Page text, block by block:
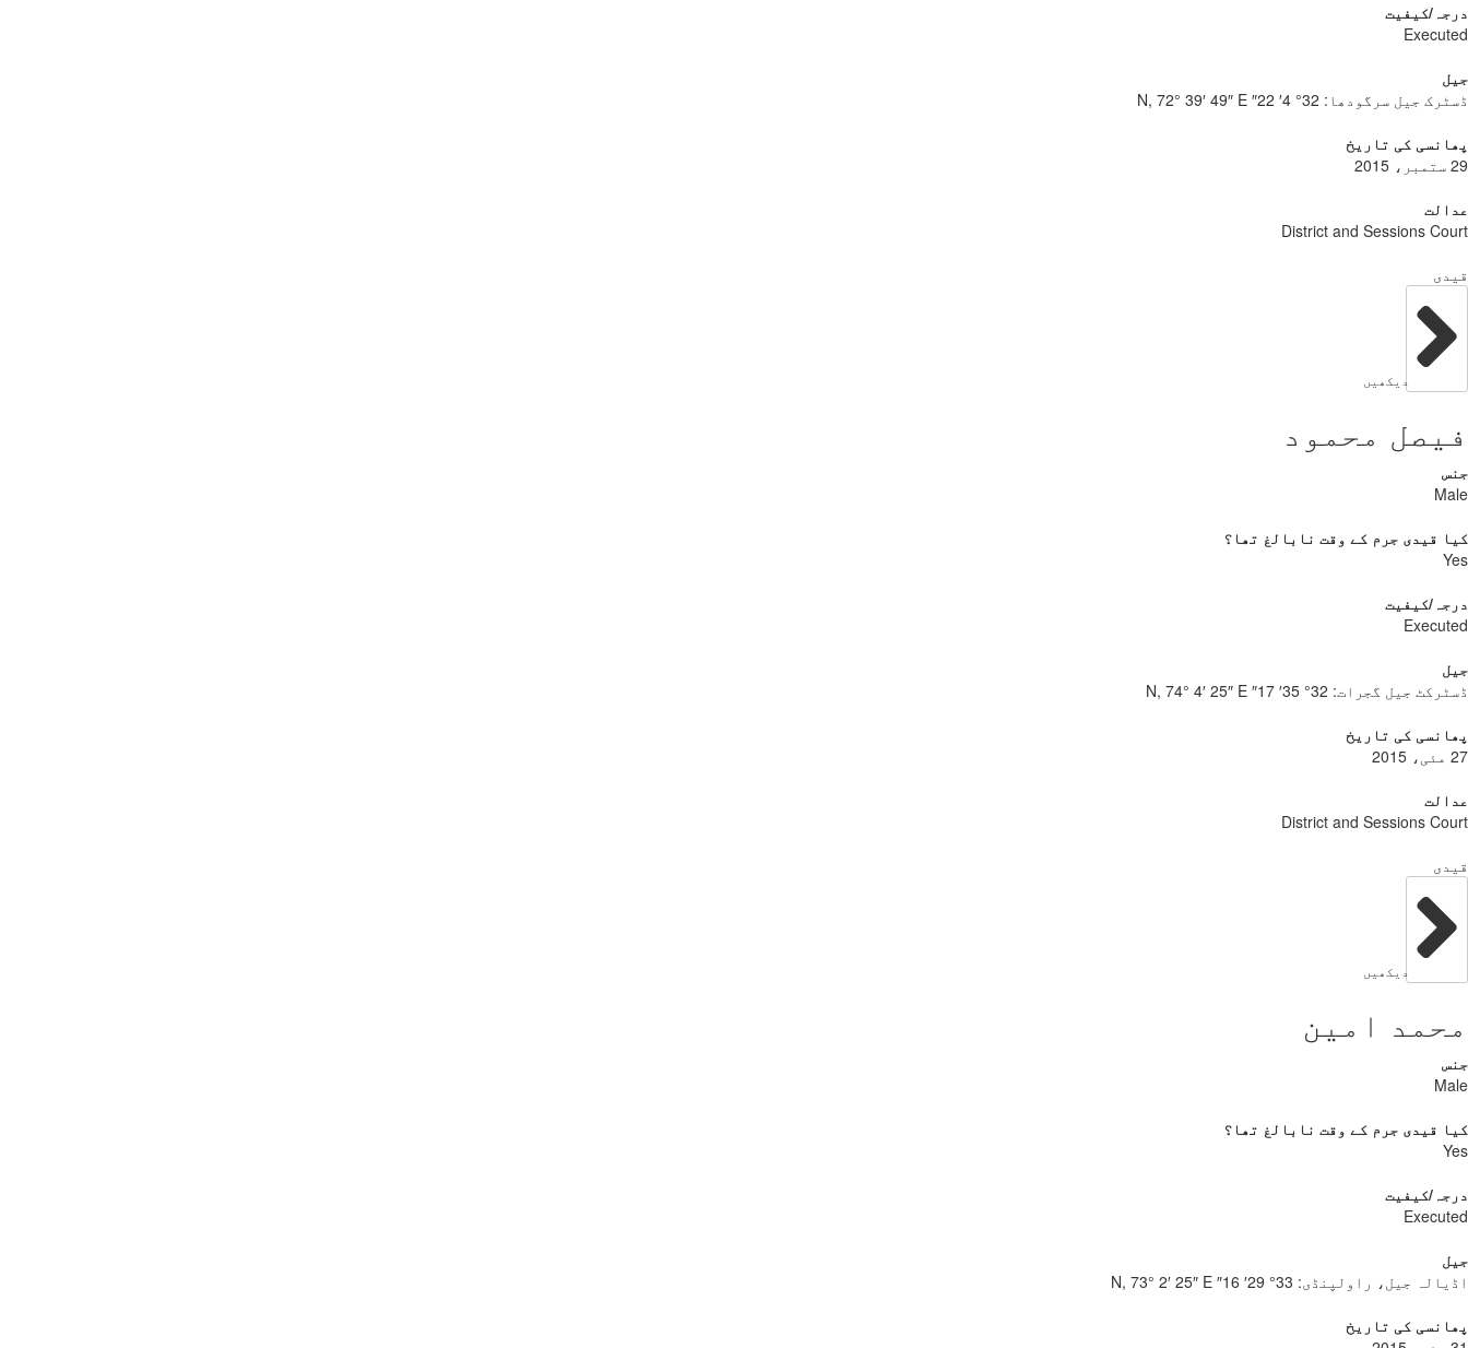
درجہ/کیفیت
Executed
جیل
ڈسٹرک جیل سرگودھا: 32° 4′ 22″ N, 72° 39′ 49″ E
پھانسی کی تاریخ
29 ستمبر، 2015
عدالت
District and Sessions Court
قیدی
دیکھیں
فیصل محمود
جنس
Male
کیا قیدی جرم کے وقت نابالغ تھا؟
Yes
درجہ/کیفیت
Executed
جیل
ڈسٹرکٹ جیل گجرات: 32° 35′ 17″ N, 74° 4′ 25″ E
پھانسی کی تاریخ
27 مئی، 2015
عدالت
District and Sessions Court
قیدی
دیکھیں
محمد امین
جنس
Male
کیا قیدی جرم کے وقت نابالغ تھا؟
Yes
درجہ/کیفیت
Executed
جیل
اڈیالہ جیل، راولپنڈی: 33° 29′ 16″ N, 73° 2′ 25″ E
پھانسی کی تاریخ